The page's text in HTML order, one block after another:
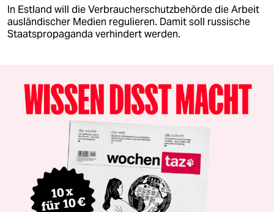
In Estland will die Verbraucherschutzbehörde die Arbeit
ausländischer Medien regulieren. Damit soll russische
Staatspropaganda verhindert werden.